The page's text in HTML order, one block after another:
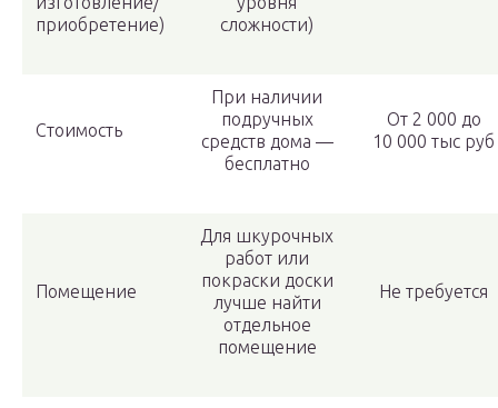
приобретение)
сложности)
Стоимость
При наличии
подручных
средств дома —
бесплатно
От 2 000 до
10 000 тыс руб
Помещение
Для шкурочных
работ или
покраски доски
лучше найти
отдельное
помещение
Не требуется